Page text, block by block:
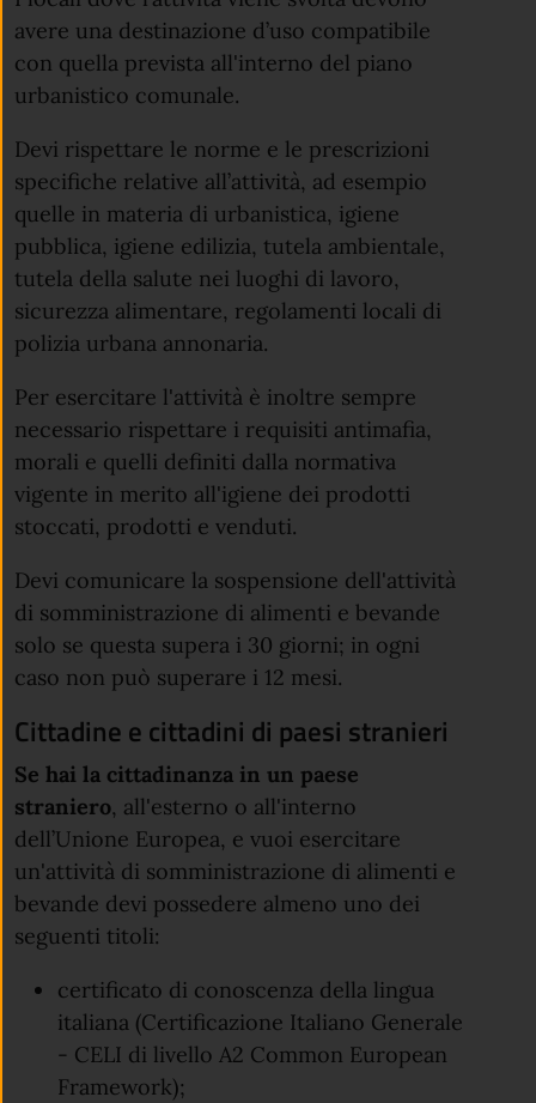
avere una destinazione d’uso compatibile
con quella prevista all'interno del piano
urbanistico comunale.
Devi rispettare le norme e le prescrizioni
specifiche relative all’attività, ad esempio
quelle in materia di urbanistica, igiene
pubblica, igiene edilizia, tutela ambientale,
tutela della salute nei luoghi di lavoro,
sicurezza alimentare, regolamenti locali di
polizia urbana annonaria.
Per esercitare l'attività è inoltre sempre
necessario rispettare i requisiti antimafia,
morali e quelli definiti dalla normativa
vigente in merito all'igiene dei prodotti
stoccati, prodotti e venduti.
Devi comunicare la sospensione dell'attività
di somministrazione di alimenti e bevande
solo se questa supera i 30 giorni; in ogni
caso non può superare i 12 mesi.
Cittadine e cittadini di paesi stranieri
Se hai la cittadinanza in un paese
straniero, all'esterno o all'interno
dell’Unione Europea, e vuoi esercitare
un'attività di somministrazione di alimenti e
bevande devi possedere almeno uno dei
seguenti titoli:
certificato di conoscenza della lingua
italiana (Certificazione Italiano Generale
- CELI di livello A2 Common European
Framework);